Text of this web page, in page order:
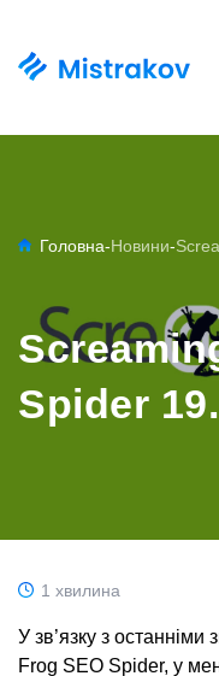
Головна-Новини-
Spider
1 хвилина
У зв’язку з останніми
Frog SEO Spider, у